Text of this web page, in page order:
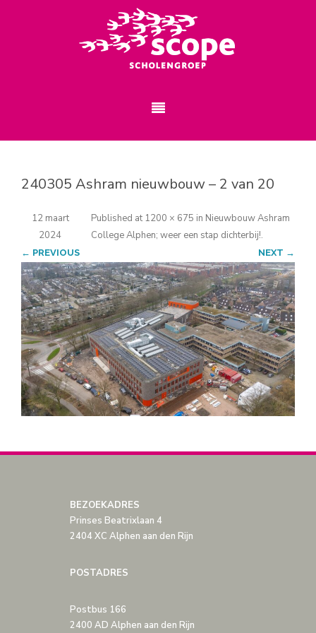
240305 Ashram nieuwbouw – 2 van 20
Published
12 maart
2024
at 1200 × 675 in Nieuwbouw Ashram
College Alphen; weer een stap dichterbij!.
← PREVIOUS NEXT →
BEZOEKADRES
Prinses Beatrixlaan 4
2404 XC Alphen aan den Rijn
POSTADRES
Postbus 166
2400 AD Alphen aan den Rijn